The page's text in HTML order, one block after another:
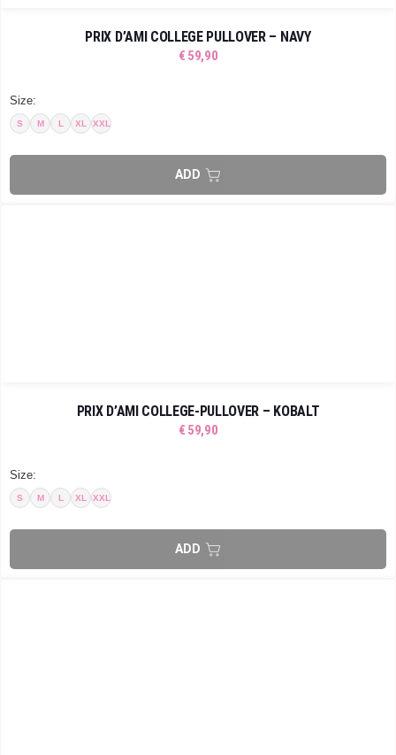
PRIX D’AMI COLLEGE PULLOVER – NAVY
€ 59,90
Size:
S M L XL XXL
PRIX D’AMI COLLEGE-PULLOVER – KOBALT
€ 59,90
Size:
S M L XL XXL